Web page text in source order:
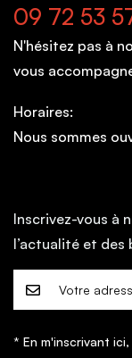
09 72 53
N'hésitez pas à
vous
Horaires:
Nous sommes
Inscrivez-vous à
l’actualité et des
* En m'inscrivant